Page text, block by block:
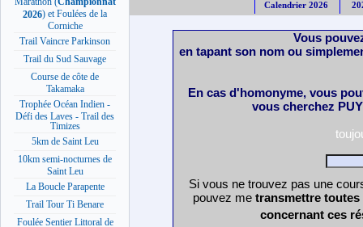
2026) et Foulées de la
Corniche
Trail Vaincre Parkinson
Trail du Sud Sauvage
Course de côte de
Takamaka
Trophée Océan Indien -
Défi des Laves - Trail des
Timizes
5km de Saint Leu
10km semi-nocturnes de
Saint Leu
La Boucle Parapente
Trail Tour Ti Benare
Foulée Sentier Littoral de
Calendrier 2026
Vous
en tapant son nom ou
En cas d'homonyme, vous
vous cherchez
Si vous ne trouvez pas une
pouvez me transmettre
concernant ces